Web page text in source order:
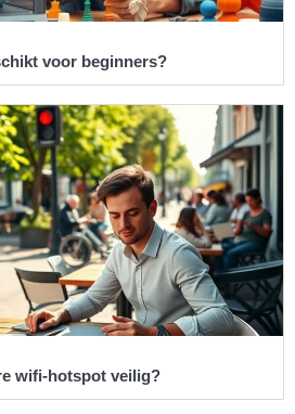
voor beginners?
wifi-hotspot veilig?